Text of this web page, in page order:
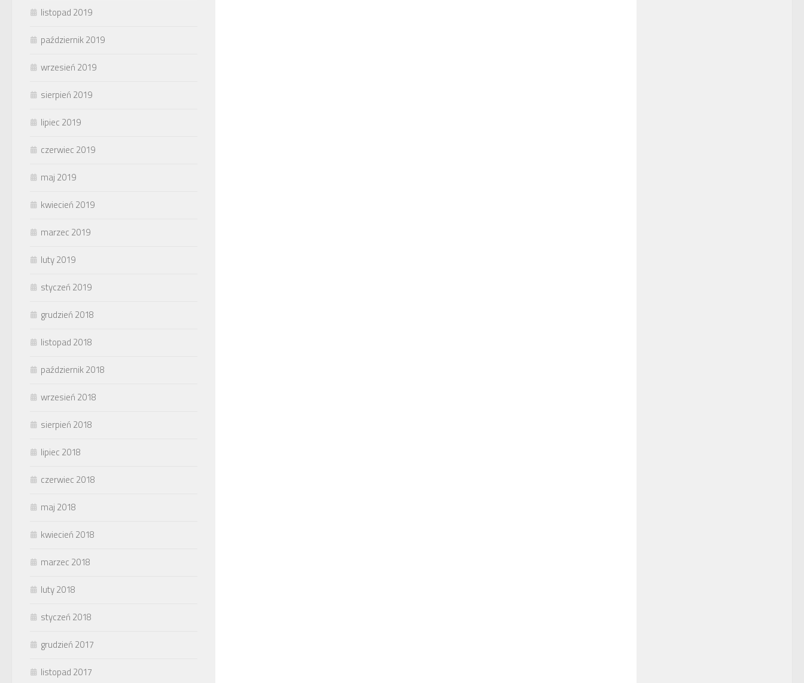
listopad 2019
październik 2019
wrzesień 2019
sierpień 2019
lipiec 2019
czerwiec 2019
maj 2019
kwiecień 2019
marzec 2019
luty 2019
styczeń 2019
grudzień 2018
listopad 2018
październik 2018
wrzesień 2018
sierpień 2018
lipiec 2018
czerwiec 2018
maj 2018
kwiecień 2018
marzec 2018
luty 2018
styczeń 2018
grudzień 2017
listopad 2017